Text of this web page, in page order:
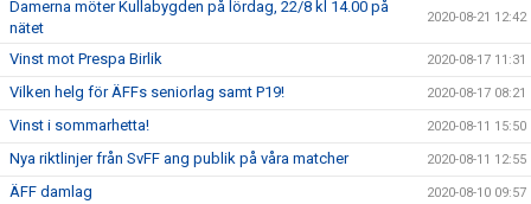
Damerna möter Kullabygden på lördag, 22/8 kl 14.00 på
nätet
2020-08-21 12:42
Vinst mot Prespa Birlik 2020-08-17 11:31
Vilken helg för ÄFFs seniorlag samt P19! 2020-08-17 08:21
Vinst i sommarhetta! 2020-08-11 15:50
Nya riktlinjer från SvFF ang publik på våra matcher 2020-08-11 12:55
ÄFF damlag 2020-08-10 09:57